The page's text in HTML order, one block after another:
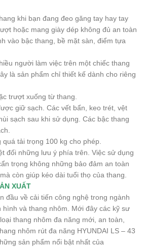
khi bạn đang đeo găng tay hay tay
hoặc mang giày dép không đủ an toàn
vào bậc thang, bề mặt sàn, điểm tựa
người làm việc trên một chiếc thang
là sản phẩm chỉ thiết kế dành cho riêng
trượt xuống từ thang.
giữ sạch. Các vết bẩn, keo trét, vệt
sạch sau khi sử dụng. Các bậc thang
tải trọng 100 kg cho phép.
đối những lưu ý phía trên. Việc sử dụng
trọng không những bảo đảm an toàn
còn giúp kéo dài tuổi thọ của thang.
XUẤT
đầu về cải tiến công nghệ trong ngành
hình và thang nhôm. Mới đây các kỹ sư
thang nhôm đa năng mới, an toàn,
nhôm rút đa năng HYUNDAI LS – 43
sản phẩm nổi bật nhất của